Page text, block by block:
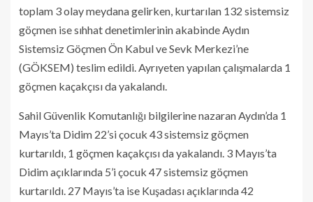
toplam 3 olay meydana gelirken, kurtarılan 132 sistemsiz
göçmen ise sıhhat denetimlerinin akabinde Aydın
Sistemsiz Göçmen Ön Kabul ve Sevk Merkezi’ne
(GÖKSEM) teslim edildi. Ayrıyeten yapılan çalışmalarda 1
göçmen kaçakçısı da yakalandı.
Sahil Güvenlik Komutanlığı bilgilerine nazaran Aydın’da 1
Mayıs’ta Didim 22’si çocuk 43 sistemsiz göçmen
kurtarıldı, 1 göçmen kaçakçısı da yakalandı. 3 Mayıs’ta
Didim açıklarında 5’i çocuk 47 sistemsiz göçmen
kurtarıldı. 27 Mayıs’ta ise Kuşadası açıklarında 42